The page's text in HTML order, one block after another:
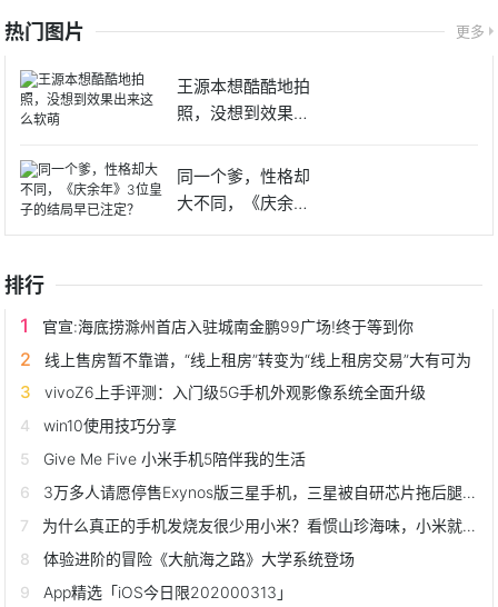
热门图片 更多
王源本想酷酷地拍
照，没想到效果出
同一个爹，性格却
大不同，《庆余
排行
官宣:海底捞滁州首店入驻城南金鹏99广场!终于等到你
线上售房暂不靠谱，“线上租房”转变为“线上租房交易”大有可为
vivoZ6上手评测：入门级5G手机外观影像系统全面升级
win10使用技巧分享
Give Me Five 小米手机5陪伴我的生活
3万多人请愿停售Exynos版三星手机，三星被自研芯片拖后腿了？
为什么真正的手机发烧友很少用小米？看惯山珍海味，小米就不香了
体验进阶的冒险《大航海之路》大学系统登场
App精选「iOS今日限202000313」